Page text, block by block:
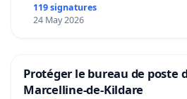
119 signatures
24 May 2026
Protéger le bureau de poste
Marcelline-de-Kildare